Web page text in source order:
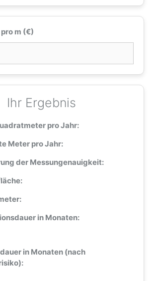
m (€)
Ihr Ergebnis
pro Jahr:
Meter pro Jahr:
der Messungenauigkeit:
in Monaten:
in Monaten (nach